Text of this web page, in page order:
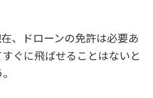
、ドローンの免許は必要あ
ぐに飛ばせることはないと